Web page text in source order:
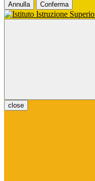
Annulla Conferma
close